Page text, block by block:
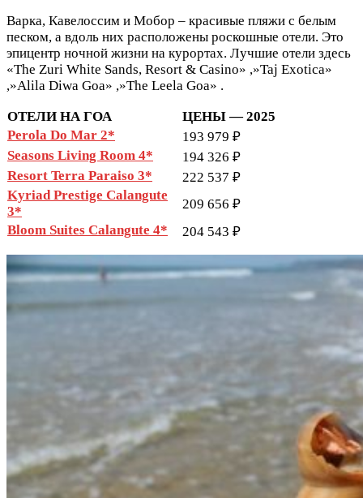
Варка, Кавелоссим и Мобор – красивые пляжи с белым
песком, а вдоль них расположены роскошные отели. Это
эпицентр ночной жизни на курортах. Лучшие отели здесь
«The Zuri White Sands, Resort & Casino» ,»Taj Exotica»
,»Alila Diwa Goa» ,»The Leela Goa» .
ОТЕЛИ НА ГОА
ЦЕНЫ — 2025
Perola Do Mar 2*
193 979 ₽
Seasons Living Room 4*
194 326 ₽
Resort Terra Paraiso 3*
222 537 ₽
Kyriad Prestige Calangute
3*
209 656 ₽
Bloom Suites Calangute 4*
204 543 ₽